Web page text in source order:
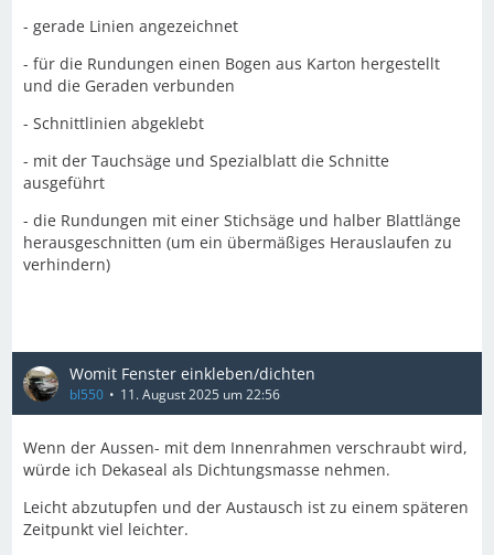
- gerade Linien angezeichnet
- für die Rundungen einen Bogen aus Karton hergestellt
und die Geraden verbunden
- Schnittlinien abgeklebt
- mit der Tauchsäge und Spezialblatt die Schnitte
ausgeführt
- die Rundungen mit einer Stichsäge und halber Blattlänge
herausgeschnitten (um ein übermäßiges Herauslaufen zu
verhindern)
Womit Fenster einkleben/dichten
bl550 11. August 2025 um 22:56
Wenn der Aussen- mit dem Innenrahmen verschraubt wird,
würde ich Dekaseal als Dichtungsmasse nehmen.
Leicht abzutupfen und der Austausch ist zu einem späteren
Zeitpunkt viel leichter.